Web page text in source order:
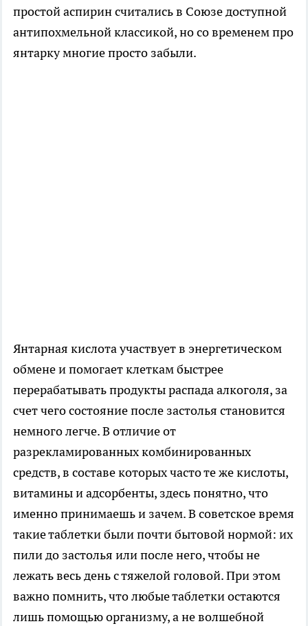
простой аспирин считались в Союзе доступной
антипохмельной классикой, но со временем про
янтарку многие просто забыли.
Янтарная кислота участвует в энергетическом
обмене и помогает клеткам быстрее
перерабатывать продукты распада алкоголя, за
счет чего состояние после застолья становится
немного легче. В отличие от
разрекламированных комбинированных
средств, в составе которых часто те же кислоты,
витамины и адсорбенты, здесь понятно, что
именно принимаешь и зачем. В советское время
такие таблетки были почти бытовой нормой: их
пили до застолья или после него, чтобы не
лежать весь день с тяжелой головой. При этом
важно помнить, что любые таблетки остаются
лишь помощью организму, а не волшебной